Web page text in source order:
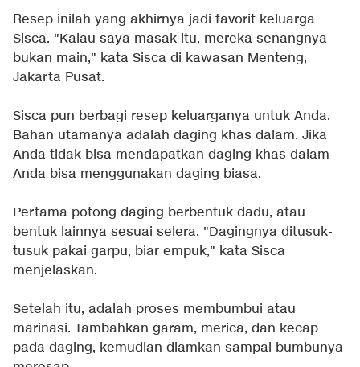
Resep inilah yang akhirnya jadi favorit keluarga
Sisca. "Kalau saya masak itu, mereka senangnya
bukan main," kata Sisca di kawasan Menteng,
Jakarta Pusat.
Sisca pun berbagi resep keluarganya untuk Anda.
Bahan utamanya adalah daging khas dalam. Jika
Anda tidak bisa mendapatkan daging khas dalam
Anda bisa menggunakan daging biasa.
Pertama potong daging berbentuk dadu, atau
bentuk lainnya sesuai selera. "Dagingnya ditusuk-
tusuk pakai garpu, biar empuk," kata Sisca
menjelaskan.
Setelah itu, adalah proses membumbui atau
marinasi. Tambahkan garam, merica, dan kecap
pada daging, kemudian diamkan sampai bumbunya